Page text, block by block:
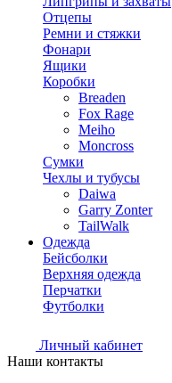
Отцепы
Ремни и стяжки
Фонари
Ящики
Коробки
Breaden
Fox Rage
Meiho
Moncross
Сумки
Чехлы и тубусы
Daiwa
Garry Zonter
TailWalk
Одежда
Бейсболки
Верхняя одежда
Перчатки
Футболки
Личный кабинет
Наши контакты